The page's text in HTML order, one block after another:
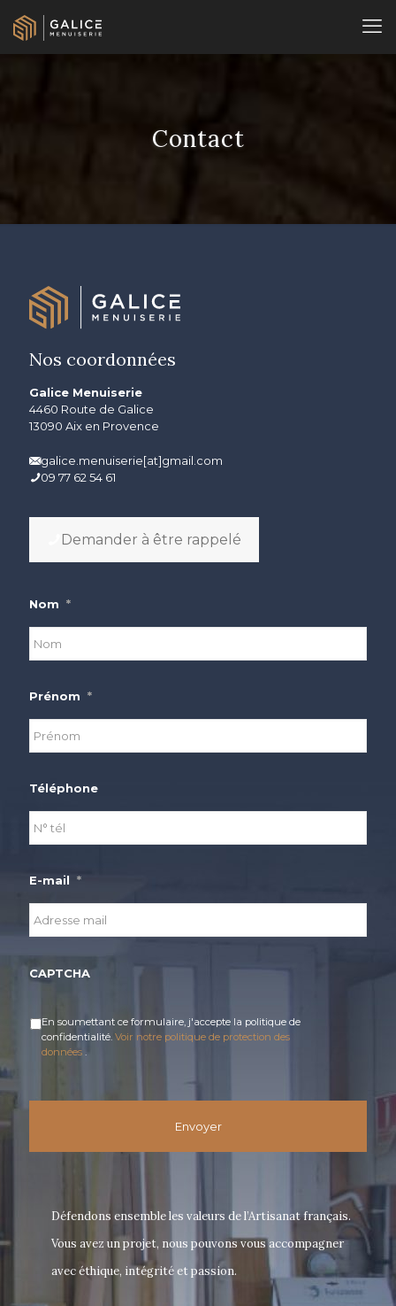
Contact
Nos coordonnées
Galice Menuiserie
4460 Route de Galice
13090 Aix en Provence
galice.menuiserie[at]gmail.com
09 77 62 54 61
Demander à être rappelé
Nom *
Prénom *
Téléphone
E-mail *
CAPTCHA
Privacy *
En soumettant ce formulaire, j'accepte la politique de
confidentialité. Voir notre politique de protection des
données .
Défendons ensemble les valeurs de l’Artisanat français.
Vous avez un projet, nous pouvons vous accompagner
avec éthique, intégrité et passion.